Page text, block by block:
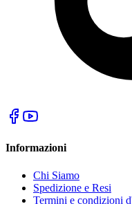
Informazioni
Chi Siamo
Spedizione e Resi
Termini e condizioni